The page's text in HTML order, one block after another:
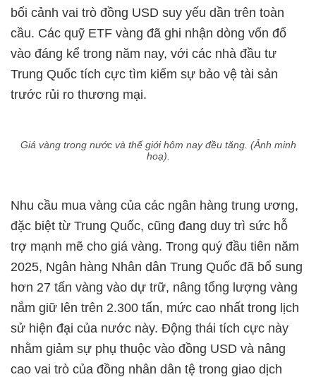
bối cảnh vai trò đồng USD suy yếu dần trên toàn
cầu. Các quỹ ETF vàng đã ghi nhận dòng vốn đổ
vào đáng kể trong năm nay, với các nhà đầu tư
Trung Quốc tích cực tìm kiếm sự bảo vệ tài sản
trước rủi ro thương mại.
Giá vàng trong nước và thế giới hôm nay đều tăng. (Ảnh minh
hoạ).
Nhu cầu mua vàng của các ngân hàng trung ương,
đặc biệt từ Trung Quốc, cũng đang duy trì sức hỗ
trợ mạnh mẽ cho giá vàng. Trong quý đầu tiên năm
2025, Ngân hàng Nhân dân Trung Quốc đã bổ sung
hơn 27 tấn vàng vào dự trữ, nâng tổng lượng vàng
nắm giữ lên trên 2.300 tấn, mức cao nhất trong lịch
sử hiện đại của nước này. Động thái tích cực này
nhằm giảm sự phụ thuộc vào đồng USD và nâng
cao vai trò của đồng nhân dân tệ trong giao dịch